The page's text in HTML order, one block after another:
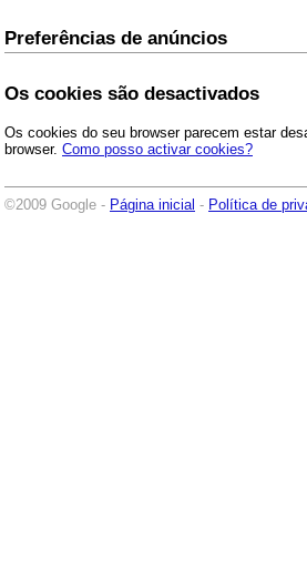
Preferências de anúncios
Os cookies são desactivados
Os cookies do seu browser parecem estar
browser. Como posso activar cookies?
©2009 Google - Página inicial - Política de